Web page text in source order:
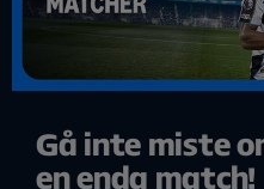
Gå inte miste
en enda match!